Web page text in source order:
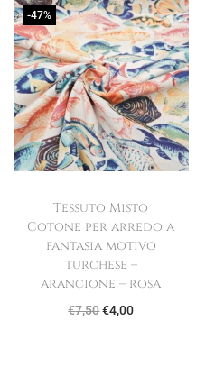
r
e
z
z
o
o
r
g
n
a
l
r
e
z
z
o
a
t
u
l
e
è
-47%
Tessuto Misto
Cotone per arredo a
fantasia motivo
turchese –
arancione – rosa
€7,50I€4,00I